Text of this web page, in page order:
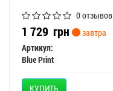
0 отзывов
1 729 грн
завтра
Артикул:
Blue Print
КУПИТЬ